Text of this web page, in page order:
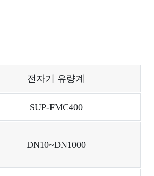
전자기 유량계
SUP-FMC400
DN10~DN1000